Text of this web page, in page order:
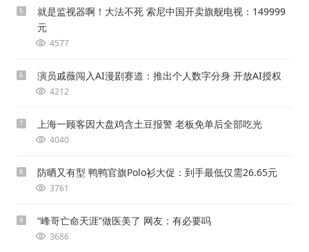
5
就是监视器啊！大法不死 索尼中国开卖旗舰电视：149999
元
4577
6 演员戚薇闯入AI漫剧赛道：推出个人数字分身 开放AI授权
4212
7 上海一顾客因大盘鸡含土豆报警 老板免单后全部吃光
4040
8 防晒又有型 鸭鸭官旗Polo衫大促：到手最低仅需26.65元
3761
9 “峰哥亡命天涯”做医美了 网友：有必要吗
3686